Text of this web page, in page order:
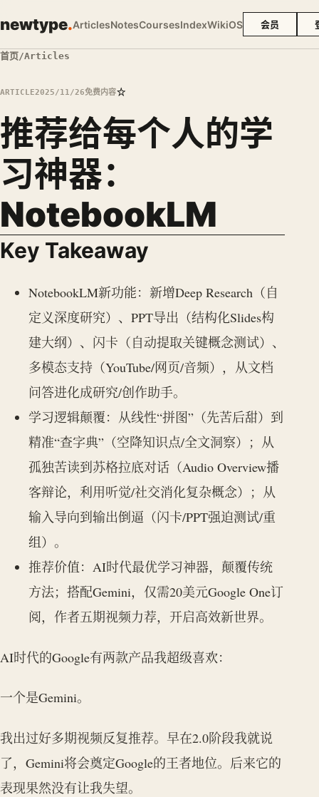
newtype.ArticlesNotesCoursesIndexWikiOS 会员
首页/Articles
ARTICLE2025/11/26免费内容☆
推荐给每个人的学
习神器：
NotebookLM
Key Takeaway
NotebookLM新功能：新增Deep Research（自
定义深度研究）、PPT导出（结构化Slides构
建大纲）、闪卡（自动提取关键概念测试）、
多模态支持（YouTube/网页/音频），从文档
问答进化成研究/创作助手。
学习逻辑颠覆：从线性“拼图”（先苦后甜）到
精准“查字典”（空降知识点/全文洞察）；从
孤独苦读到苏格拉底对话（Audio Overview播
客辩论，利用听觉/社交消化复杂概念）；从
输入导向到输出倒逼（闪卡/PPT强迫测试/重
组）。
推荐价值：AI时代最优学习神器，颠覆传统
方法；搭配Gemini，仅需20美元Google One订
阅，作者五期视频力荐，开启高效新世界。
AI时代的Google有两款产品我超级喜欢：
一个是Gemini。
我出过好多期视频反复推荐。早在2.0阶段我就说
了，Gemini将会奠定Google的王者地位。后来它的
表现果然没有让我失望。